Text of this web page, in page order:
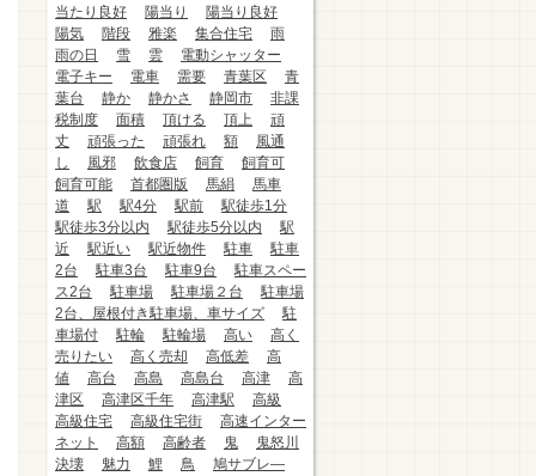
当たり良好
陽当り
陽当り良好
陽気
階段 雅楽 集合住宅
雨
雨の日
雪 雲
電動シャッター
電子キー
電車 需要 青葉区
青
葉台
静か 静かさ 静岡市
非課
税制度
面積 頂ける 頂上
頑
丈
頑張った 頑張れ 額
風通
し
風邪 飲食店 飼育
飼育可
飼育可能
首都圏版 馬絹
馬車
道
駅 駅4分 駅前
駅徒歩1分
駅徒歩3分以内
駅徒歩5分以内
駅
近
駅近い 駅近物件 駐車
駐車
2台
駐車3台 駐車9台
駐車スペー
ス2台
駐車場 駐車場２台
駐車場
2台、屋根付き駐車場、車サイズ
駐
車場付
駐輪 駐輪場 高い
高く
売りたい
高く売却 高低差
高
値
高台 高島 高島台 高津
高
津区
高津区千年 高津駅
高級
高級住宅
高級住宅街
高速インター
ネット
高額 高齢者 鬼
鬼怒川
決壊
魅力 鯉 鳥
鳩サブレ―